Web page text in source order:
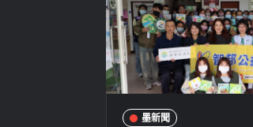
墨新聞